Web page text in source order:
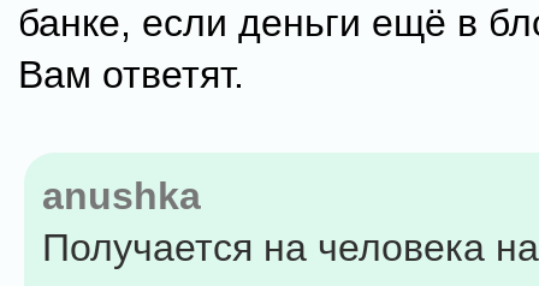
банке, если деньги ещё в
Вам ответят.
anushka
Получается на человека